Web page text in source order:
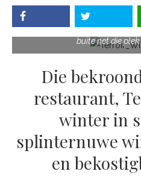
Met die soel weer wat die
buite net die
Die
restaurant,
winter in
splinternuwe
en